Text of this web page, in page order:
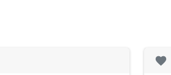
favorite